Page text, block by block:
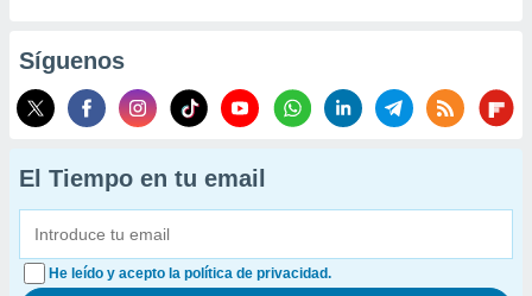
Síguenos
El Tiempo en tu email
He leído y acepto la política de privacidad.